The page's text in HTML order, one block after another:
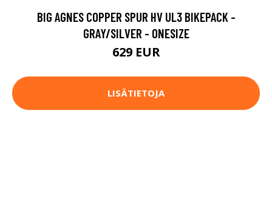
BIG AGNES COPPER SPUR HV UL3 BIKEPACK -
GRAY/SILVER - ONESIZE
629 EUR
LISÄTIETOJA